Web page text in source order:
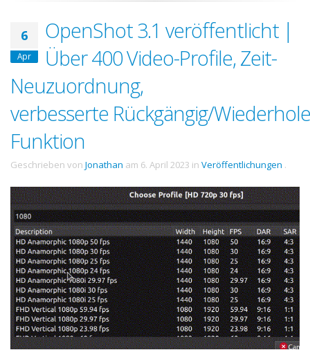
6
Apr
OpenShot 3.1 veröffentlicht |
Über 400 Video-Profile, Zeit-
Neuzuordnung,
verbesserte Rückgängig/
Funktion
Geschrieben von Jonathan am 6. April 2023 in Veröffentlichungen .